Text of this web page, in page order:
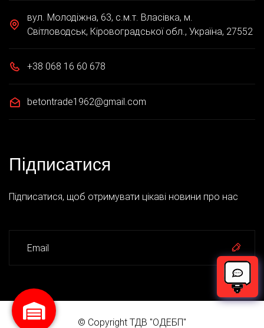
вул. Молодіжна, 63, с.м.т. Власівка, м.
Світловодськ, Кіровоградської обл., Україна, 27552
+38 068 16 60 678
betontrade1962@gmail.com
Підписатися
Підписатися, щоб отримувати цікаві новини про нас
© Copyright ТДВ "ОДЕБП"